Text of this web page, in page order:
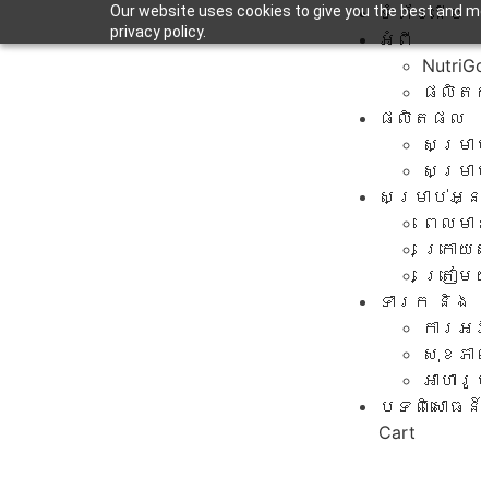
Our website uses cookies to give you the best and
privacy policy.
ទំព័រដើម
អំពី
ផលិត
ផលិតផល
សម្រ
សម្រ
សម្រាប់អ្
ពេលមា
ក្រោ
ត្រៀ
ទារក និង
ការ
សុខភា
អាហ
បទពិសោធ
Cart